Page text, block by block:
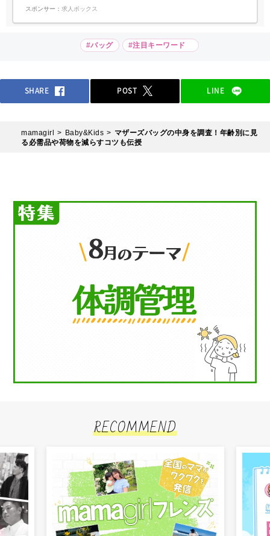
スポンサー： 求人ボックス
#バッグ #注目キーワード
SHARE POST LINE
mamagirl Baby&Kids
マザーズバッグの中身を調査！年齢別に見
る必需品や荷物を減らすコツも伝授
RECOMMEND